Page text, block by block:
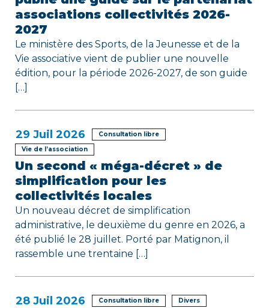
t
i
c
l
e
associations collectivités 2026-
2027
Le ministère des Sports, de la Jeunesse et de la
Vie associative vient de publier une nouvelle
édition, pour la période 2026-2027, de son guide
[…]
29 Juil 2026
Consultation libre
Vie de l’association
Un second « méga-décret » de
simplification pour les
collectivités locales
Un nouveau décret de simplification
administrative, le deuxième du genre en 2026, a
été publié le 28 juillet. Porté par Matignon, il
rassemble une trentaine […]
28 Juil 2026 Consultation libre
Divers